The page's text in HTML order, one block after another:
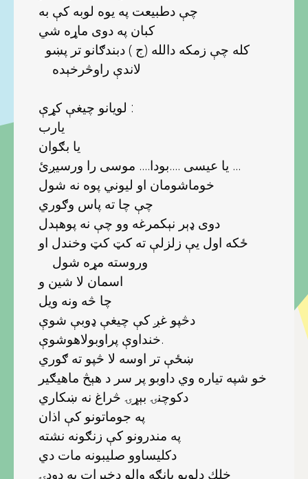
چې دطبيعت په يوه لوبه كې به
كبان په دوى ماړه شي
لاندې راوڅرخېده
لويانو چيغې كړې :
يارب
يا بګوان
يا عيسى ....بودا.... موسى را ورسيږئ ...
خوماشومان او ليوني پوه نه شول
چې چا ته پاس وګوري
دوى ډېر نېكمرغه وو چې نه پوهېدل
ځكه اول يې زلزلې ته كټ كټ وخندل او
وروسته مړه شول
اسمان لا شين و
چا څه ونه ويل
دڅپو غږ كې چيغې ډوبې شوې
خنداوې پراوبولاهوشوې.
ښځې تر اوسه لا څپو ته ګوري
خو شپه تياره وي داوبو پر سر د هېڅ ماهيګير
دكوچنۍ بېړۍ څراغ نه ښكاري
په جوماتونو كې اذان
په مندرونو كې زنګونه نشته
دكليساوو صليبونه مات دي
خلك دلويو پانګه والو دخيرات په ډوډۍ